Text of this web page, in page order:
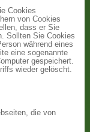
Cookies
von Cookies
dass er Sie
Sollten Sie Cookies
während eines
eine sogenannte
gespeichert.
wieder gelöscht.
die von